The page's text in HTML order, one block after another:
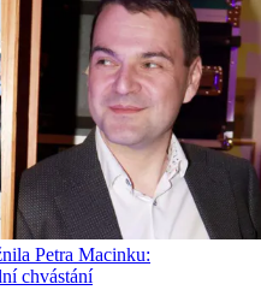
Petra Macinku:
chvástání